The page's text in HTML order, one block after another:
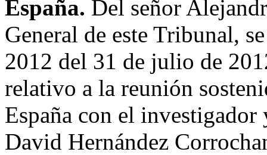
España. Del señor
General de este Tribunal,
2012 del 31 de julio de
relativo a la reunión
España con el
David Hernández